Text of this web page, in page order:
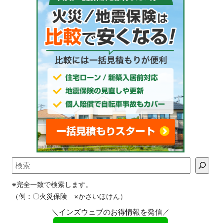
※完全一致で検索します。
（例：〇火災保険 ×かさいほけん）
＼インズウェブのお得情報を発信／